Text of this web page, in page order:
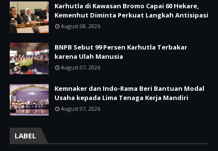
Karhutla di Kawasan Bromo Capai 60 Hekare,
Kemenhut Diminta Perkuat Langkah Antisipasi
August 08, 2026
BNPB Sebut 99 Persen Karhutla Terbakar
karena Ulah Manusia
August 07, 2026
Kemnaker dan Indo-Rama Beri Bantuan Modal
Usaha kepada Lima Tenaga Kerja Mandiri
August 07, 2026
LABEL